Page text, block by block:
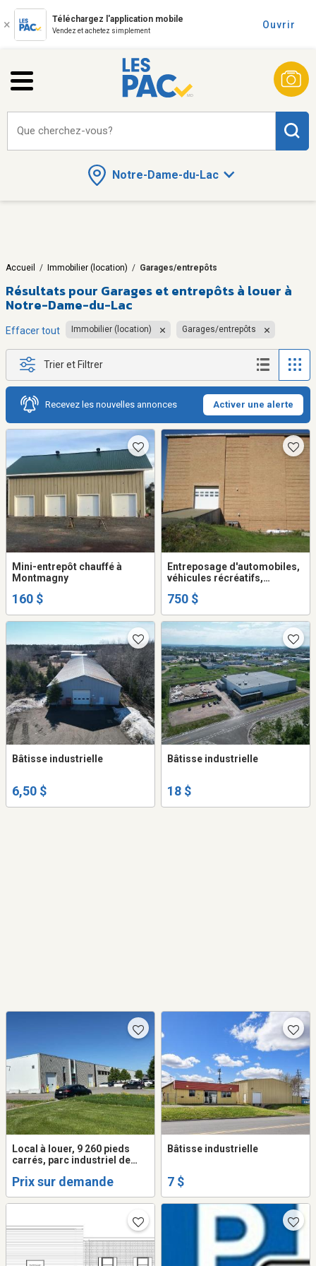
Téléchargez l'application mobile
Vendez et achetez simplement
Ouvrir
Notre-Dame-du-Lac
Que cherchez-vous?
Accueil / Immobilier (location) / Garages/entrepôts
Résultats pour Garages et entrepôts à louer à
Notre-Dame-du-Lac
Effacer tout Immobilier (location) Garages/entrepôts
Trier et Filtrer
Recevez les nouvelles annonces Activer une alerte
Mini-entrepôt chauffé à
Montmagny
160 $
Entreposage d'automobiles,
véhicules récréatifs,
et motos.
750 $
Bâtisse industrielle
6,50 $
Bâtisse industrielle
18 $
Local à louer, 9 260 pieds
carrés, parc industriel de
Prix sur demande
Bâtisse industrielle
7 $